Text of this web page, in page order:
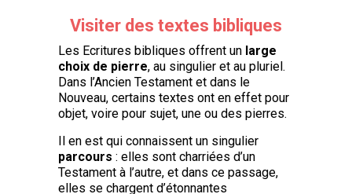
Visiter des textes bibliques
Les Ecritures bibliques offrent un large
choix de pierre, au singulier et au pluriel.
Dans l’Ancien Testament et dans le
Nouveau, certains textes ont en effet pour
objet, voire pour sujet, une ou des pierres.
Il en est qui connaissent un singulier
parcours : elles sont charriées d’un
Testament à l’autre, et dans ce passage,
elles se chargent d’étonnantes